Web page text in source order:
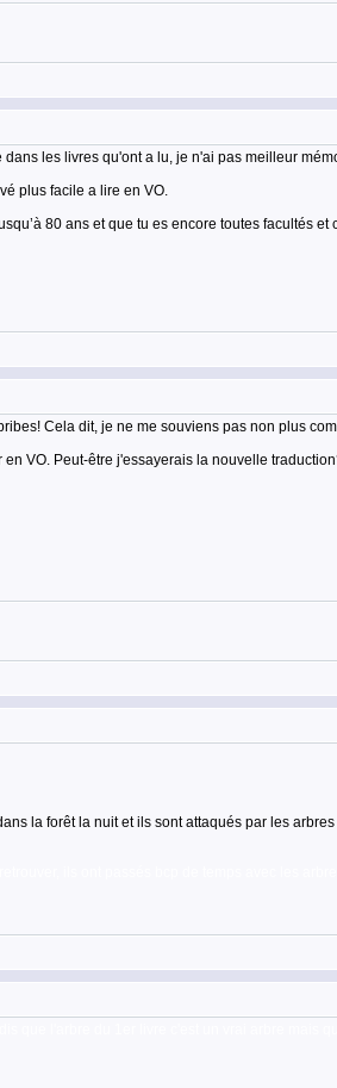
les livres qu'ont a lu, je n'ai pas meilleur
plus facile a lire en VO.
80 ans et que tu es encore toutes facultés et
Cela dit, je ne me souviens pas non plus
VO. Peut-être j'essayerais la nouvelle
la forêt la nuit et ils sont attaqués par les
que l'arbre du 1er livre c'est un vrai arbre mais